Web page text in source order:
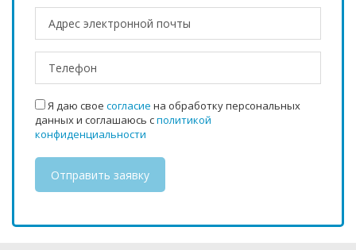
Я даю свое согласие на обработку персональных
данных и соглашаюсь сполитикой
конфиденциальности